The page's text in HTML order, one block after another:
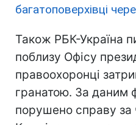
багатоповерхівці
Також РБК-Україна
поблизу Офісу
правоохоронці
гранатою. За даним
порушено справу за